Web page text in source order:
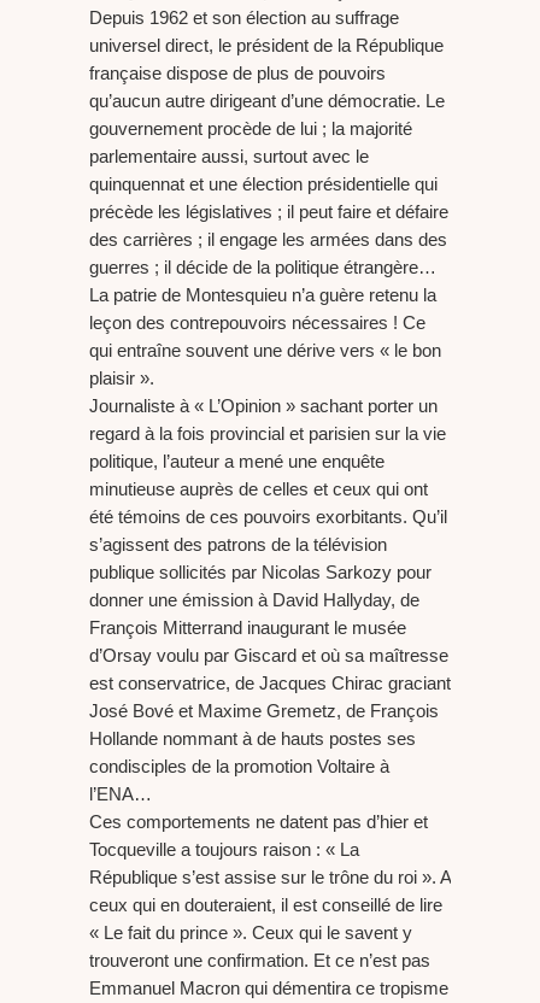
Depuis 1962 et son élection au suffrage
universel direct, le président de la République
française dispose de plus de pouvoirs
qu’aucun autre dirigeant d’une démocratie. Le
gouvernement procède de lui ; la majorité
parlementaire aussi, surtout avec le
quinquennat et une élection présidentielle qui
précède les législatives ; il peut faire et défaire
des carrières ; il engage les armées dans des
guerres ; il décide de la politique étrangère…
La patrie de Montesquieu n’a guère retenu la
leçon des contrepouvoirs nécessaires ! Ce
qui entraîne souvent une dérive vers « le bon
plaisir ».
Journaliste à « L’Opinion » sachant porter un
regard à la fois provincial et parisien sur la vie
politique, l’auteur a mené une enquête
minutieuse auprès de celles et ceux qui ont
été témoins de ces pouvoirs exorbitants. Qu’il
s’agissent des patrons de la télévision
publique sollicités par Nicolas Sarkozy pour
donner une émission à David Hallyday, de
François Mitterrand inaugurant le musée
d’Orsay voulu par Giscard et où sa maîtresse
est conservatrice, de Jacques Chirac graciant
José Bové et Maxime Gremetz, de François
Hollande nommant à de hauts postes ses
condisciples de la promotion Voltaire à
l’ENA…
Ces comportements ne datent pas d’hier et
Tocqueville a toujours raison : « La
République s’est assise sur le trône du roi ». A
ceux qui en douteraient, il est conseillé de lire
« Le fait du prince ». Ceux qui le savent y
trouveront une confirmation. Et ce n’est pas
Emmanuel Macron qui démentira ce tropisme